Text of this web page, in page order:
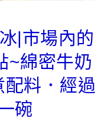
|市場內的
~綿密牛奶
料．經過
碗